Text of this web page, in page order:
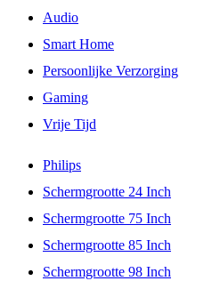
Audio
Smart Home
Persoonlijke Verzorging
Gaming
Vrije Tijd
Philips
Schermgrootte 24 Inch
Schermgrootte 75 Inch
Schermgrootte 85 Inch
Schermgrootte 98 Inch